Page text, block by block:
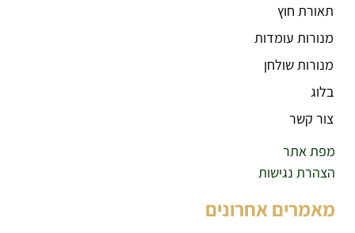
תאורת חוץ
מנורות עומדות
מנורות שולחן
בלוג
צור קשר
מפת אתר
הצהרת נגישות
מאמרים אחרונים